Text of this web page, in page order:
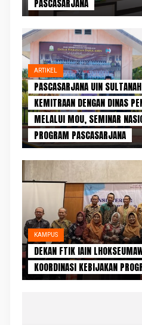
PASCASARJANA
ARTIKEL
PASCASARJANA UIN
KEMITRAAN DENGAN DINAS
MELALUI MOU, SEMINAR
PROGRAM PASCASARJANA
KAMPUS
DEKAN FTIK IAIN
KOORDINASI KEBIJAKAN